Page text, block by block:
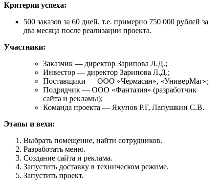
Критерии успеха:
500 заказов за 60 дней, т.е. примерно 750 000 рублей за
два месяца после реализации проекта.
Участники:
Заказчик — директор Зарипова Л.Д.;
Инвестор — директор Зарипова Л.Д.;
Поставщики — ООО «Чермасан», «УниверМаг»;
Подрядчик — ООО «Фантазия» (разработчик
сайта и рекламы);
Команда проекта — Якупов Р.Г, Лапушкин С.В.
Этапы и вехи:
Выбрать помещение, найти сотрудников.
Разработать меню.
Создание сайта и реклама.
Запустить доставку в техническом режиме.
Запустить проект.